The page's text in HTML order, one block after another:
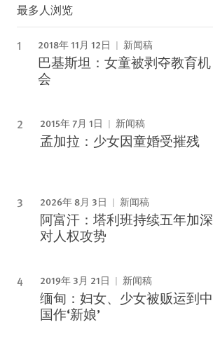
最多人浏览
2018年 11月 12日 新闻稿
巴基斯坦：女童被剥夺教育机
会
2015年 7月 1日 新闻稿
孟加拉：少女因童婚受摧残
2026年 8月 3日 新闻稿
阿富汗：塔利班持续五年加深
对人权攻势
2019年 3月 21日 新闻稿
缅甸：妇女、少女被贩运到中
国作‘新娘’